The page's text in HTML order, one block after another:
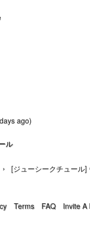
ago)
ル
› [ジューシークチュール
Terms FAQ Invite A